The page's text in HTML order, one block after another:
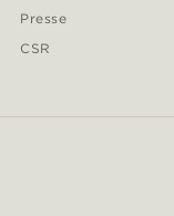
Presse
CSR